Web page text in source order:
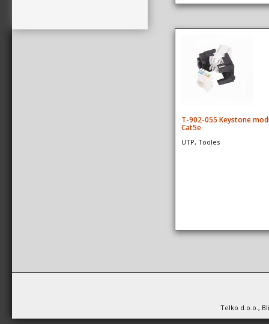
T-902-055 Keystone
Cat5e
UTP, Tooles
Telko d.o.o.,